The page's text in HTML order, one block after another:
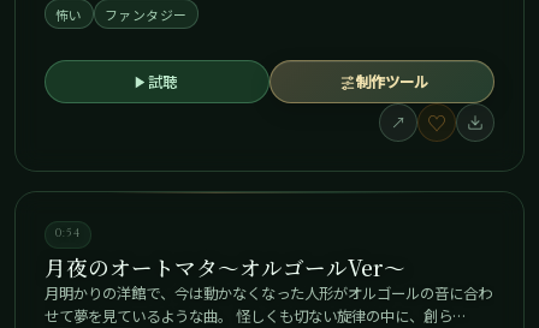
怖い ファンタジー
試聴
制作ツール
↗
♡
0:54
月夜のオートマタ～オルゴールVer～
月明かりの洋館で、今は動かなくなった人形がオルゴールの音に合わ
せて夢を見ているような曲。 怪しくも切ない旋律の中に、創ら…